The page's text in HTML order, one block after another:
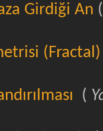
Girdiği An
(Fractal)
(